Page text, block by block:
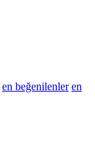
en beğenilenler en